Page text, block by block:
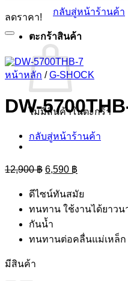
กลับสู่หน้าร้านค้า
ตะกร้าสินค้า
ไม่มีสินค้าในตะกร้า
กลับสู่หน้าร้านค้า
ลดราคา!
หน้าหลัก / G-SHOCK
DW-
12,900฿ Original
price
was:
12,900 ฿.
6,590 ฿
price
is:
ดีไซน์ทันสมัย
ทนทาน ใช้งานได้ยาวน
กันน้ำ
ทนทานต่อคลื่นแม่เหล็ก
มีสินค้า